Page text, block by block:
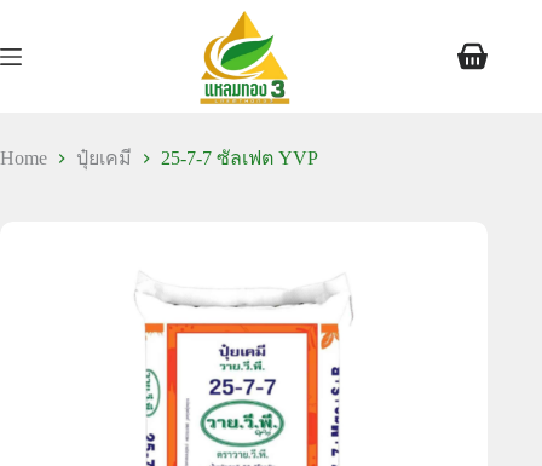
Home ปุ๋ยเคมี 25-7-7 ซัลเฟต YVP